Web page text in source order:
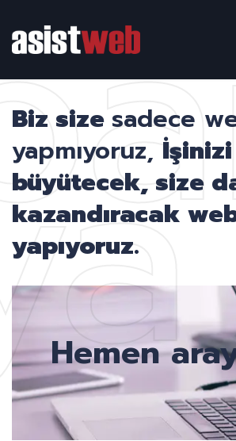
Biz size sadece
yapmıyoruz, İşinizi
büyütecek, size
kazandıracak
yapıyoruz.
Hemen